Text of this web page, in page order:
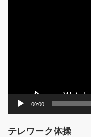
00:00
テレワーク体操